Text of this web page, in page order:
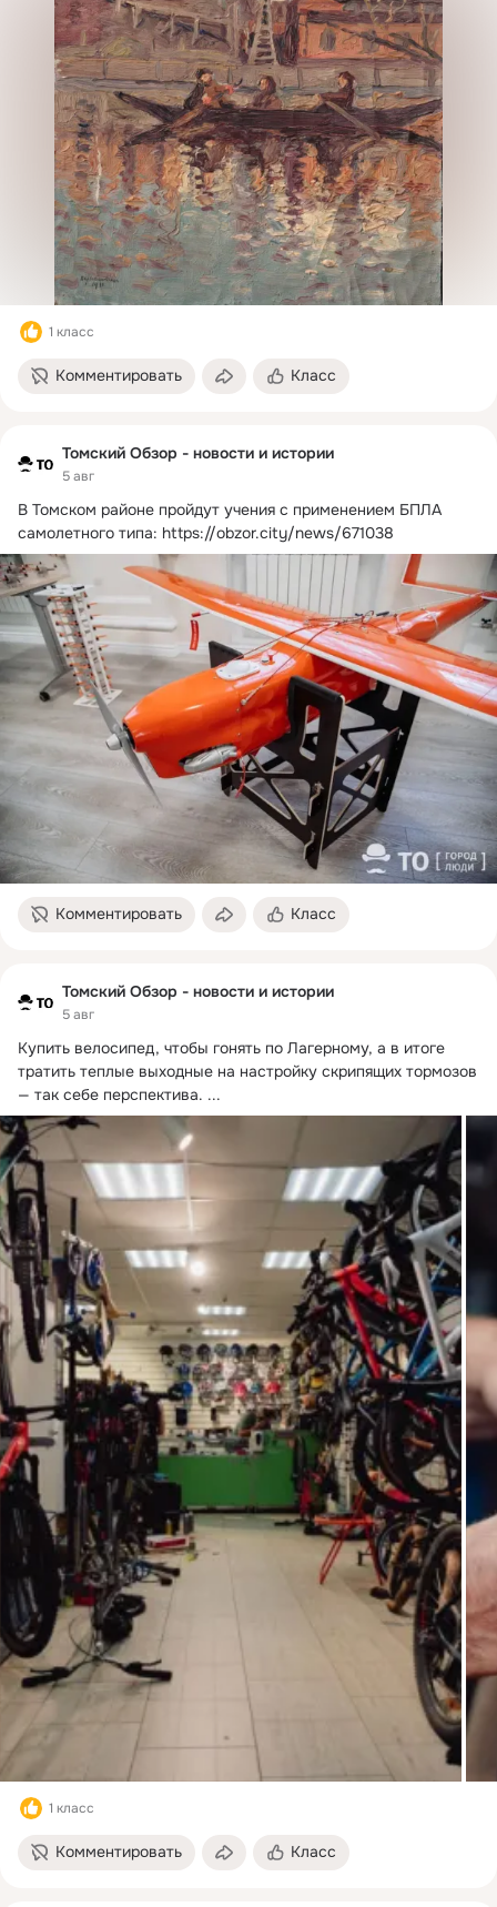
1 класс
Комментировать Класс
Томский Обзор - новости и истории
5 авг
В Томском районе пройдут учения с применением БПЛА
самолетного типа: https://obzor.city/news/671038
Комментировать Класс
Томский Обзор - новости и истории
5 авг
Купить велосипед, чтобы гонять по Лагерному, а в итоге
тратить теплые выходные на настройку скрипящих тормозов
— так себе перспектива. ...
1 класс
Комментировать Класс